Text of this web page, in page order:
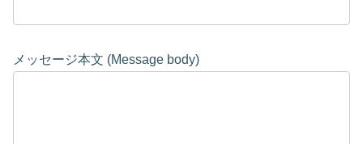
メッセージ本文 (Message body)